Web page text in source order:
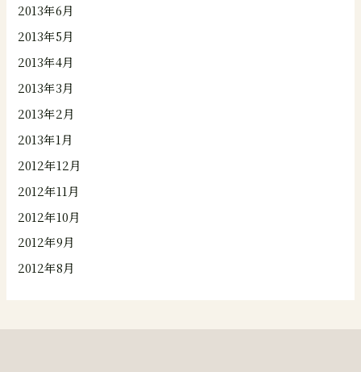
2013年6月
2013年5月
2013年4月
2013年3月
2013年2月
2013年1月
2012年12月
2012年11月
2012年10月
2012年9月
2012年8月